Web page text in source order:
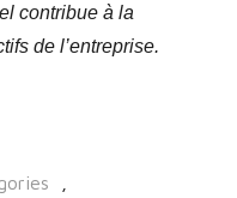
contribue à la
de l’entreprise.